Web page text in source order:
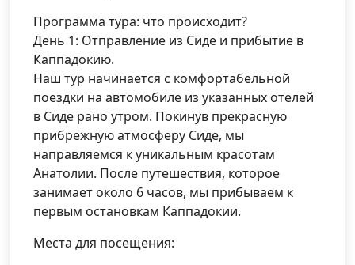
Программа тура: что происходит?
День 1: Отправление из Сиде и прибытие в
Каппадокию.
Наш тур начинается с комфортабельной
поездки на автомобиле из указанных отелей
в Сиде рано утром. Покинув прекрасную
прибрежную атмосферу Сиде, мы
направляемся к уникальным красотам
Анатолии. После путешествия, которое
занимает около 6 часов, мы прибываем к
первым остановкам Каппадокии.
Места для посещения: